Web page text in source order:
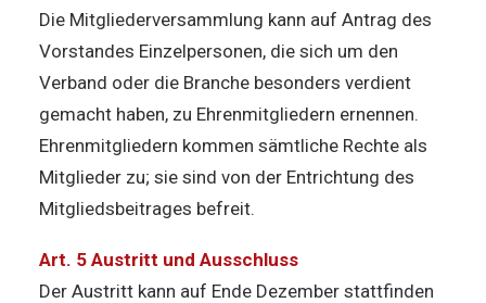
Die Mitgliederversammlung kann auf Antrag des
Vorstandes Einzelpersonen, die sich um den
Verband oder die Branche besonders verdient
gemacht haben, zu Ehrenmitgliedern ernennen.
Ehrenmitgliedern kommen sämtliche Rechte als
Mitglieder zu; sie sind von der Entrichtung des
Mitgliedsbeitrages befreit.
Art. 5 Austritt und Ausschluss
Der Austritt kann auf Ende Dezember stattfinden